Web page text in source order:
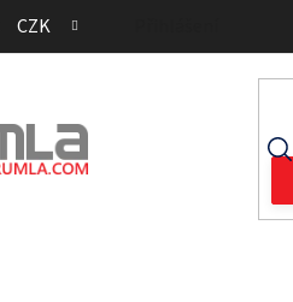
CZK